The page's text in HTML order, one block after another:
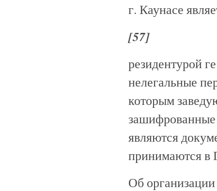
г. Каунасе
[57]
резидентурой
нелегальные
которым
зашифрованные
являются
принимаются в
Об